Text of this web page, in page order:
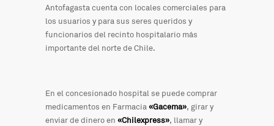
Antofagasta cuenta con locales comerciales para
los usuarios y para sus seres queridos y
funcionarios del recinto hospitalario más
importante del norte de Chile.
En el concesionado hospital se puede comprar
medicamentos en Farmacia«Gacema», girar y
enviar de dinero en «Chilexpress», llamar y